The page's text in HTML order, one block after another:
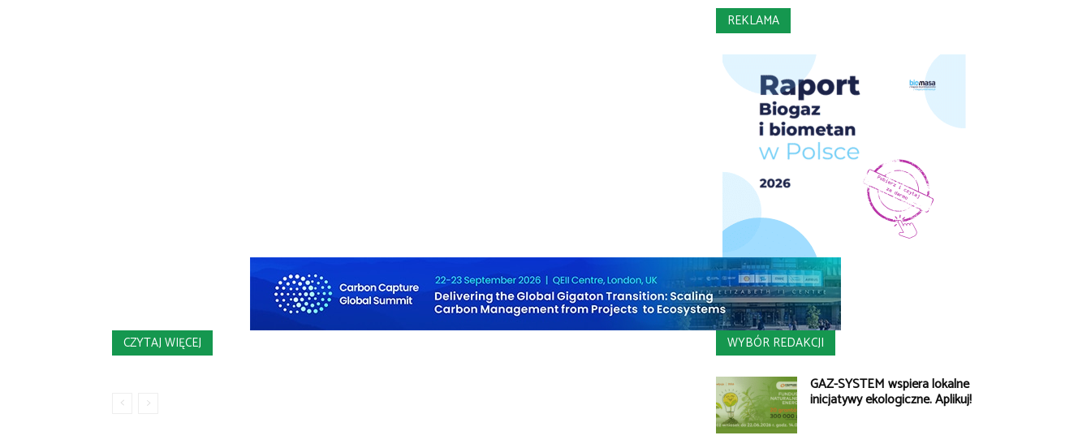
REKLAMA
CZYTAJ WIĘCEJ WYBÓR REDAKCJI
GAZ-SYSTEM wspiera lokalne
inicjatywy ekologiczne. Aplikuj!